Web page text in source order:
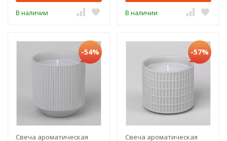
В наличии В наличии
-54%
Свеча ароматическая
-57%
Свеча ароматическая